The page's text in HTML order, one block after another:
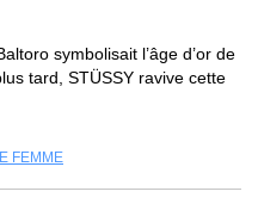
symbolisait l’âge d’or de
tard, STÜSSY ravive cette
FEMME